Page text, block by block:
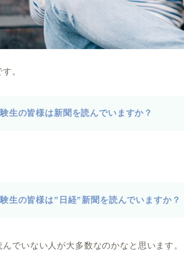
。
生の皆様は新聞を読んでいますか？
生の皆様は”日経”新聞を読んでいますか？
んでいない人が大多数なのかなと思います。